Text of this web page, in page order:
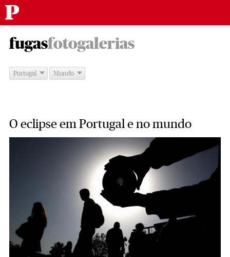
parafugas -
fotogalerias
Portugal Mundo
O eclipse em Portugal e no mundo